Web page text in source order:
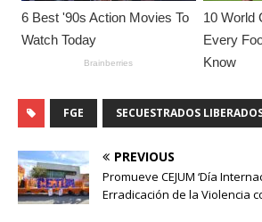
FGE SECUESTRADOS
PREVIOUS
Promueve CEJUM ‘Día
Erradicación de la Violencia